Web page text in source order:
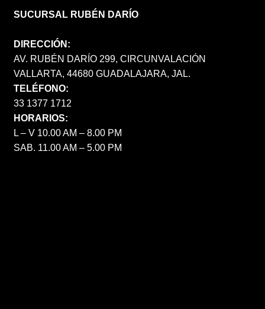
SUCURSAL RUBÉN DARÍO
DIRECCIÓN:
AV. RUBÉN DARÍO 299, CIRCUNVALACIÓN
VALLARTA, 44680 GUADALAJARA, JAL.
TELÉFONO:
33 1377 1712
HORARIOS:
L – V 10.00 AM – 8.00 PM
SAB. 11.00 AM – 5.00 PM